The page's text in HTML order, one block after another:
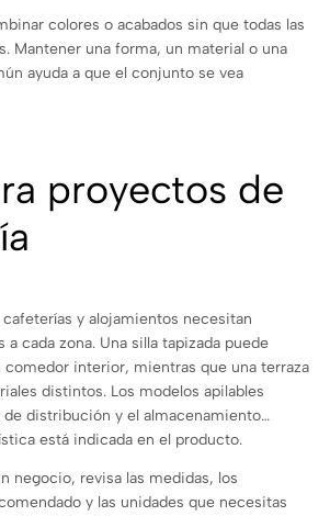
colores o acabados sin que todas las
Mantener una forma, un material o una
ayuda a que el conjunto se vea
proyectos de
cafeterías y alojamientos necesitan
a cada zona. Una silla tapizada puede
interior, mientras que una terraza
distintos. Los modelos apilables
distribución y el almacenamiento
está indicada en el producto.
negocio, revisa las medidas, los
y las unidades que necesitas